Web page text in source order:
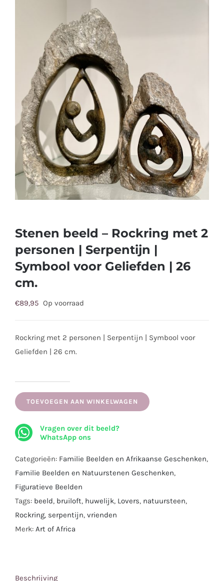
Stenen beeld – Rockring met 2
personen | Serpentijn |
Symbool voor Geliefden | 26
cm.
€89,95 Op voorraad
Rockring met 2 personen | Serpentijn | Symbool voor
Geliefden | 26 cm.
beeld
Rockring
2
personen
|
Serpentijn
|
Symbool
TOEVOEGEN AAN WINKELWAGEN
Vragen over dit beeld?
WhatsApp ons
Categorieën: Familie Beelden en Afrikaanse Geschenken,
Familie Beelden en Natuurstenen Geschenken,
Figuratieve Beelden
Tags: beeld, bruiloft, huwelijk, Lovers, natuursteen,
Rockring, serpentijn, vrienden
Merk: Art of Africa
Beschrijving